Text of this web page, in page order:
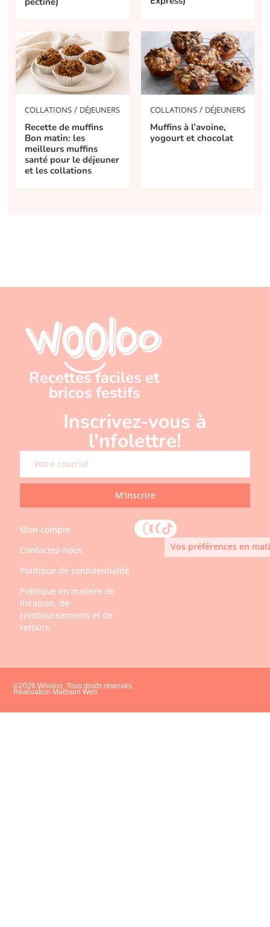
COLLATIONS / DÉJEUNERS
Recette de muffins
Bon matin: les
meilleurs muffins
santé pour le déjeuner
et les collations
COLLATIONS / DÉJEUNERS
Muffins à l’avoine,
yogourt et chocolat
Recettes faciles et
bricos festifs
Inscrivez-vous à
l'nfolettre!
M'inscrire
Mon compte
Contactez-nous
Politique de confidentialité
Politique en matière de
livraison, de
remboursements et de
retours
Vos préférences en
©2026 Wooloo, Tous droits réservés.
Réalisation Madison Web